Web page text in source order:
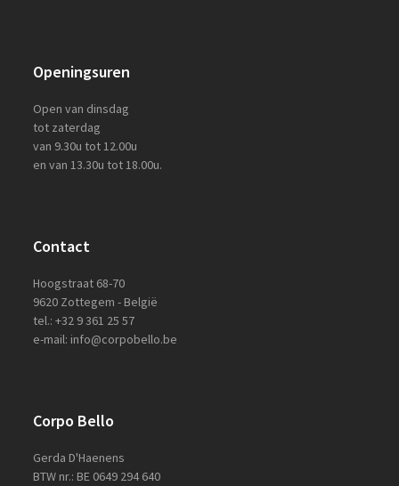
Openingsuren
Open van dinsdag
tot zaterdag
van 9.30u tot 12.00u
en van 13.30u tot 18.00u.
Contact
Hoogstraat 68-70
9620 Zottegem - België
tel.: +32 9 361 25 57
e-mail: info@corpobello.be
Corpo Bello
Gerda D'Haenens
BTW nr.: BE 0649 294 640